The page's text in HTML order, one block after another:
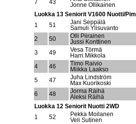
7
43
Jonne Ollikainen
Luokka 13 Seniorit V1600 Nuotti/
1
51
Jani Seppälä
Samuli Ylisuvanto
2
50
Olli Piirainen
Jussi Konttinen
3
49
Vesa Törmä
Harri Mikkola
4
46
Timo Raivio
Miikka Laakso
5
47
Juha Lindström
Max Kuorikoski
6
48
Jorma Räihä
Aleksi Räihä
Luokka 12 Seniorit Nuotti 2WD
1
52
Pekka Moilanen
Veli Sutinen